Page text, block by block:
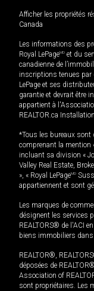
Afficher les propriétés
Canada
Les informations des
Royal LePageMD et du
canadienne de
inscriptions tenues par
LePage et ses
garantie et devrait être
appartient à
REALTOR.ca
*Tous les bureaux sont
comprenant la mention
incluant sa division «
Valley Real Estate,
», « Royal LePageMD
appartiennent et sont
Les marques de
désignent les services
REALTORS® de l'ACI
biens immobiliers dans
REALTOR®,
déposées de
Association of
sont propriétaires. Les